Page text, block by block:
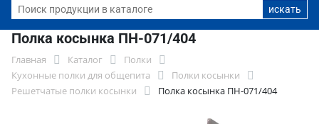
Полка косынка ПН-071/404
Главная Каталог
Полки
Кухонные полки для общепита
Полки косынки
Решетчатые полки косынки
Полка косынка ПН-071/404